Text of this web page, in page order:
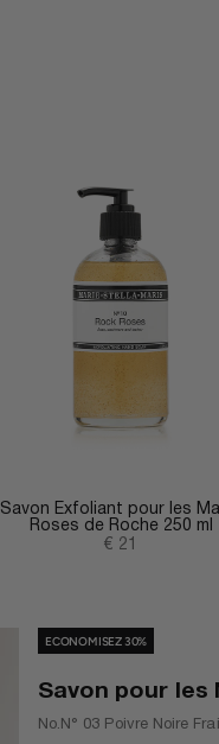
Savon Exfoliant pour les
Roses de Roche 250 ml
Prix de vente
€ 21
ECONOMISEZ 30%
Savon pour les
No.N° 03 Poivre Noire